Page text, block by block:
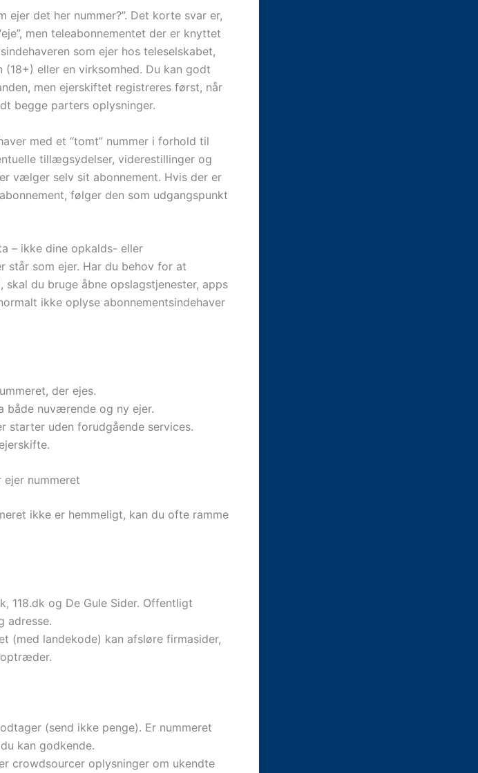
ejer det her nummer?”. Det korte svar er,
men teleabonnementet der er knyttet
som ejer hos teleselskabet,
eller en virksomhed. Du kan godt
men ejerskiftet registreres først, når
begge parters oplysninger.
med et “tomt” nummer i forhold til
tillægsydelser, viderestillinger og
vælger selv sit abonnement. Hvis der er
følger den som udgangspunkt
– ikke dine opkalds- eller
står som ejer. Har du behov for at
du bruge åbne opslagstjenester, apps
ikke oplyse abonnementsindehaver
der ejes.
både nuværende og ny ejer.
starter uden forudgående services.
nummeret
ikke er hemmeligt, kan du ofte ramme
118.dk og De Gule Sider. Offentligt
adresse.
(med landekode) kan afsløre firmasider,
(send ikke penge). Er nummeret
kan godkende.
crowdsourcer oplysninger om ukendte